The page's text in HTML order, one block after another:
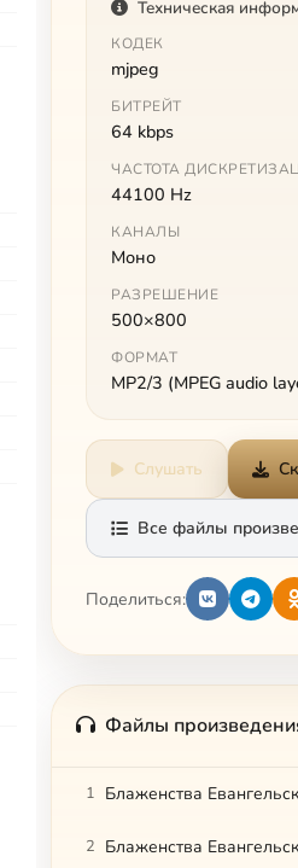
Техническая
КОДЕК
mjpeg
БИТРЕЙТ
64 kbps
ЧАСТОТА
44100 Hz
КАНАЛЫ
Моно
РАЗРЕШЕНИЕ
500×800
ФОРМАТ
MP2/3 (MPEG audio
Слушать
Все файлы
Поделиться:
Файлы
1 Блаженства
2 Блаженства